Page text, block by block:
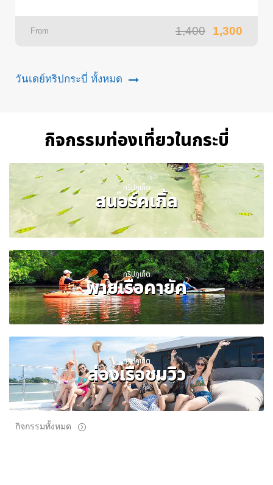
From 1,400 1,300
วันเดย์ทริปกระบี่ ทั้งหมด
กิจกรรมท่องเที่ยวในกระบี่
ทริปภูเก็ต
สนอร์คเกิ้ล
ทริปภูเก็ต
พายเรือคายัค
ทริปภูเก็ต
ล่องเรือชมวิว
กิจกรรมทั้งหมด